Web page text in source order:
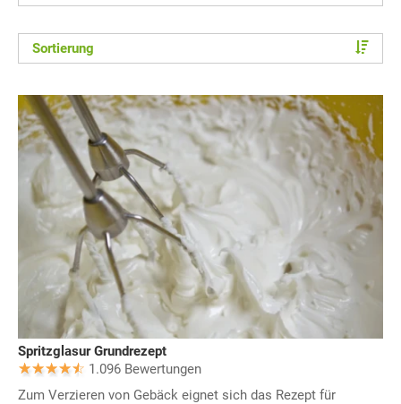
Sortierung
Spritzglasur Grundrezept
1.096 Bewertungen
Zum Verzieren von Gebäck eignet sich das Rezept für